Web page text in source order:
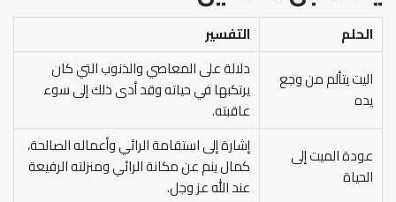
الحلم
التفسير
اليت يتألم من وجع
يده
دلالة على المعاصي والذنوب التي كان
يرتكبها في حياته وقد أدى ذلك إلى سوء
عاقبته.
عودة الميت إلى
الحياة
إشارة إلى استقامة الرائي وأعماله الصالحة،
كمال ينم عن مكانة الرائي ومنزلته الرفيعة
عند الله عز وجل.